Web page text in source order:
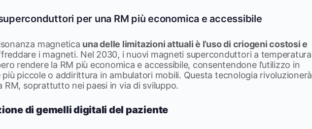
per una RM più economica e accessibile
magnetica una delle limitazioni attuali è l’uso di criogeni costosi e
i magneti. Nel 2030, i nuovi magneti superconduttori a temperatura
rendere la RM più economica e accessibile, consentendone l’utilizzo in
piccole o addirittura in ambulatori mobili. Questa tecnologia rivoluzionerà
RM, soprattutto nei paesi in via di sviluppo.
di gemelli digitali del paziente